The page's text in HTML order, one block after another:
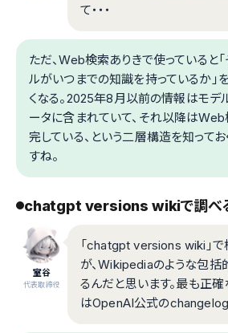
て・・・
ただ、Web検索ありきで使っていると
ルがいつまでの知識を持っているか」
くなる。2025年8月以前の情報はモデ
ータに含まれていて、それ以降は
完している、という二層構造を知ってお
すね。
chatgpt versions wikiで調べ
室谷
代表取締役
「chatgpt versions wiki」
が、Wikipediaのような包
るんだと思います。最も正確
はOpenAI公式のchangelog